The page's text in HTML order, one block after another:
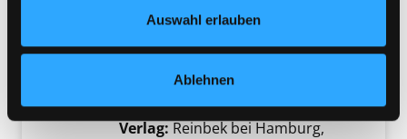
Auswahl erlauben
Ablehnen
Exemplar-Details von Licht aus dem Osten
Mediengruppe:Sachbuch
Verfasser:Frankopan, Peter
Jahr:2017
Verlag:Reinbek bei Hamburg,